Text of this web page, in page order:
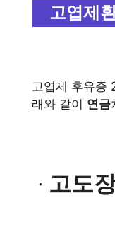
고엽제
고엽제 후유증
래와 같이 연금
ㆍ 고도